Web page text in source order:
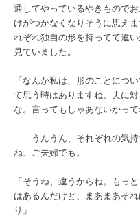
通してやっているやきもので
けがつかなくなりそうに思え
れぞれ独自の形を持ってて違
見ていました。
「なんか私は、形のことにつ
て思う時はありますね、夫に
な。言ってもしゃあないかって
――うんうん、それぞれの気持
ね、ご夫婦でも。
「そうね、違うからね。もっ
はあるんだけど、まあまあそ
り」